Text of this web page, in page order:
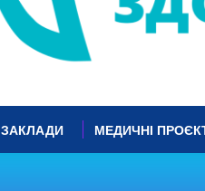
ЗАКЛАДИ МЕДИЧНІ